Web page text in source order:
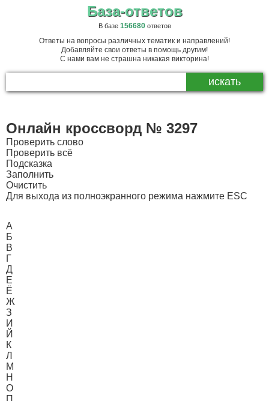
База-ответов
В базе 156680ответов
Ответы на вопросы различных тематик и направлений!
Добавляйте свои ответы в помощь другим!
С нами вам не страшна никакая викторина!
Онлайн кроссворд № 3297
Проверить слово
Проверить всё
Подсказка
Заполнить
Очистить
Для выхода из полноэкранного режима нажмите ESC
А
Б
В
Г
Д
Е
Ё
Ж
З
И
Й
К
Л
М
Н
О
П